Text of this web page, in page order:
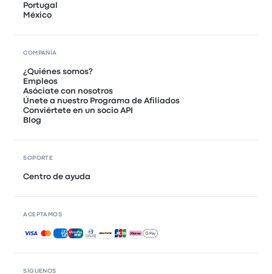
SÍGUENOS
Portugal
México
COMPAÑÍA
¿Quiénes somos?
Empleos
Asóciate con nosotros
Únete a nuestro Programa de Afiliados
Conviértete en un socio API
Blog
SOPORTE
Centro de ayuda
ACEPTAMOS
Pagos aceptados